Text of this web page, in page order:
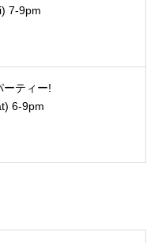
7-9pm
ーティー!
6-9pm